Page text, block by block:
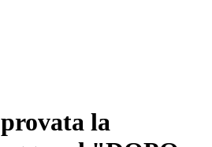
la